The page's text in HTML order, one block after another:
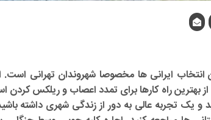
ایرانی ها مخصوصا شهروندان تهرانی است.
بهترین راه کارها برای تمدد اعصاب و ریلکس
و یک تجربه عالی به دور از زندگی شهری داشته